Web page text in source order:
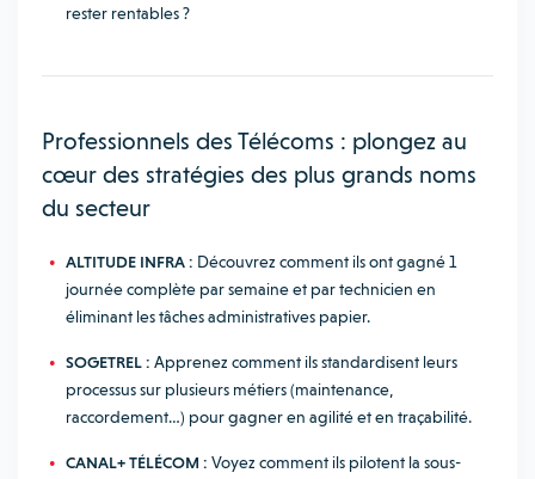
rester rentables ?
Professionnels des Télécoms : plongez au
cœur des stratégies des plus grands noms
du secteur
ALTITUDE INFRA : Découvrez comment ils ont gagné 1
journée complète par semaine et par technicien en
éliminant les tâches administratives papier.
SOGETREL : Apprenez comment ils standardisent leurs
processus sur plusieurs métiers (maintenance,
raccordement…) pour gagner en agilité et en traçabilité.
CANAL+ TÉLÉCOM : Voyez comment ils pilotent la sous-